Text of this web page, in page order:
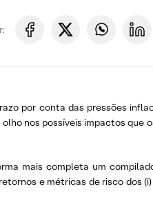
por conta das pressões
nos possíveis impactos que
mais completa um
e métricas de risco dos